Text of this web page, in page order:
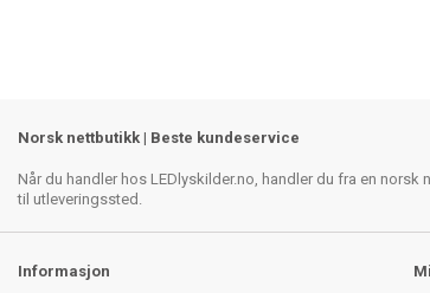
Norsk nettbutikk | Beste kundeservice
Når du handler hos LEDlyskilder.no, handler du fra en
til utleveringssted.
Informasjon